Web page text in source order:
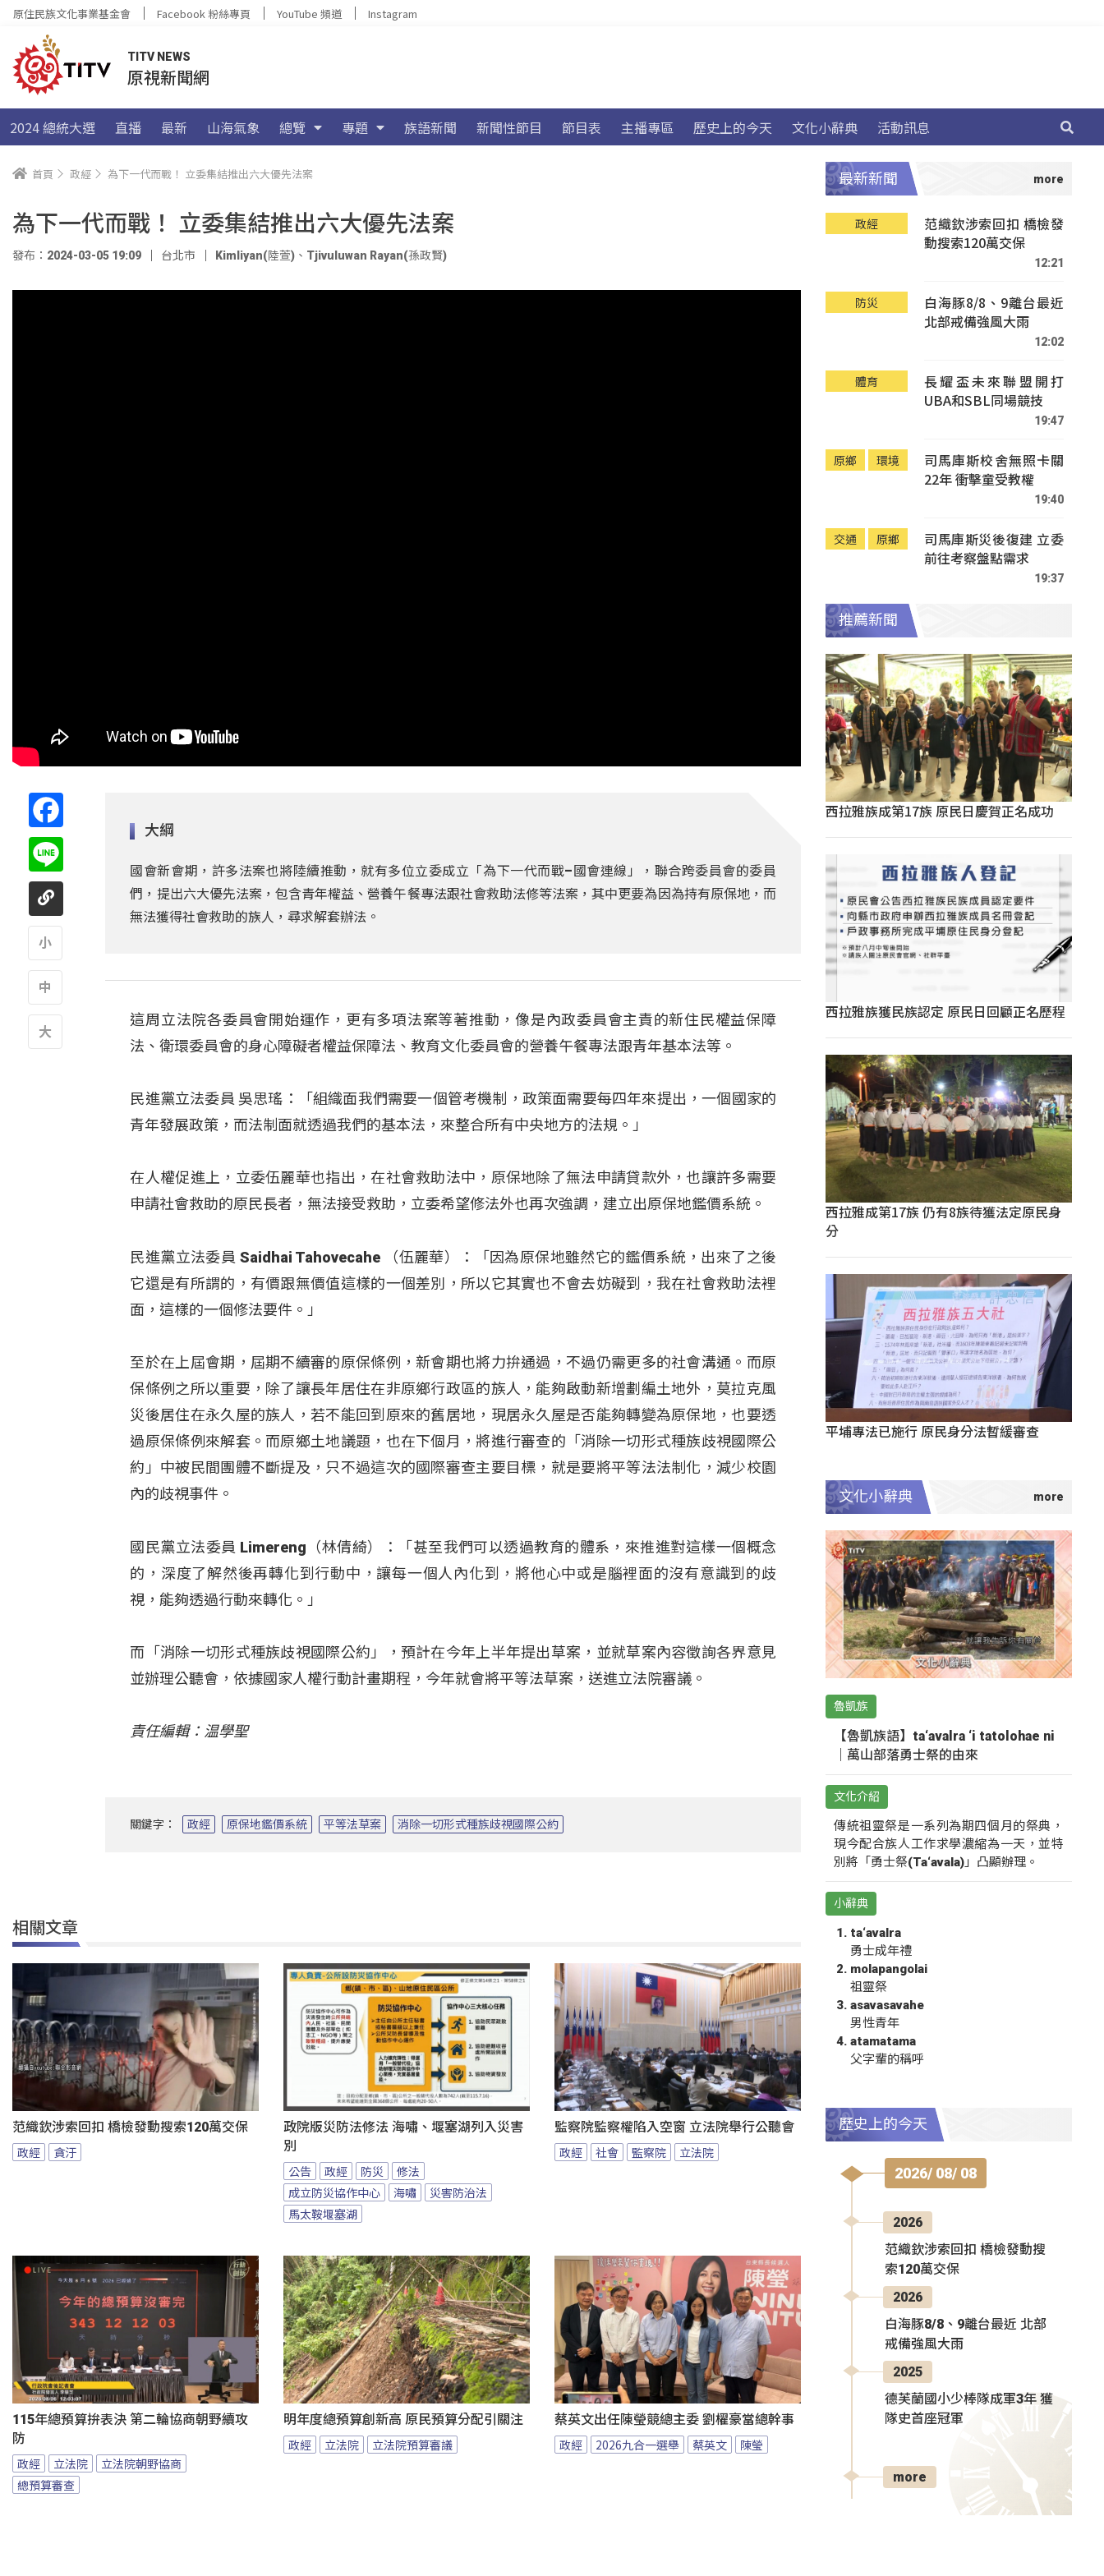
原住民族文化事業基金會 Facebook 粉絲專頁 YouTube 頻道 Instagram
TITV NEWS
原視新聞網
2024 總統大選 直播 最新 山海氣象 總覽 專題 族語新聞 新聞性節目 節目表 主播專區 歷史上的今天 文化小辭典 活動訊息
首頁 政經 為下一代而戰！ 立委集結推出六大優先法案
為下一代而戰！ 立委集結推出六大優先法案
發布：2024-03-05 19:09 台北市 Kimliyan(陸萱) 、 Tjivuluwan Rayan(孫政賢)
大綱
國會新會期，許多法案也將陸續推動，就有多位立委成立「為下一代而戰–國會連線」，聯合跨委員會的委員
們，提出六大優先法案，包含青年權益、營養午餐專法跟社會救助法修等法案，其中更要為因為持有原保地，而
無法獲得社會救助的族人，尋求解套辦法。
這周立法院各委員會開始運作，更有多項法案等著推動，像是內政委員會主責的新住民權益保障
法、衛環委員會的身心障礙者權益保障法、教育文化委員會的營養午餐專法跟青年基本法等。
民進黨立法委員 吳思瑤：「組織面我們需要一個管考機制，政策面需要每四年來提出，一個國家的
青年發展政策，而法制面就透過我們的基本法，來整合所有中央地方的法規。」
在人權促進上，立委伍麗華也指出，在社會救助法中，原保地除了無法申請貸款外，也讓許多需要
申請社會救助的原民長者，無法接受救助，立委希望修法外也再次強調，建立出原保地鑑價系統。
民進黨立法委員 Saidhai Tahovecahe （伍麗華）：「因為原保地雖然它的鑑價系統，出來了之後
它還是有所謂的，有價跟無價值這樣的一個差別，所以它其實也不會去妨礙到，我在社會救助法裡
面，這樣的一個修法要件。」
至於在上屆會期，屆期不續審的原保條例，新會期也將力拚通過，不過仍需更多的社會溝通。而原
保條例之所以重要，除了讓長年居住在非原鄉行政區的族人，能夠啟動新增劃編土地外，莫拉克風
災後居住在永久屋的族人，若不能回到原來的舊居地，現居永久屋是否能夠轉變為原保地，也要透
過原保條例來解套。而原鄉土地議題，也在下個月，將進行審查的「消除一切形式種族歧視國際公
約」中被民間團體不斷提及，只不過這次的國際審查主要目標，就是要將平等法法制化，減少校園
內的歧視事件。
國民黨立法委員 Limereng（林倩綺）：「甚至我們可以透過教育的體系，來推進對這樣一個概念
的，深度了解然後再轉化到行動中，讓每一個人內化到，將他心中或是腦裡面的沒有意識到的歧
視，能夠透過行動來轉化。」
而「消除一切形式種族歧視國際公約」，預計在今年上半年提出草案，並就草案內容徵詢各界意見
並辦理公聽會，依據國家人權行動計畫期程，今年就會將平等法草案，送進立法院審議。
責任編輯：温學聖
關鍵字： 政經 原保地鑑價系統 平等法草案 消除一切形式種族歧視國際公約
相關文章
范織欽涉索回扣 橋檢發動搜索120萬交保
政經 貪汙
政院版災防法修法 海嘯、堰塞湖列入災害
別
公告 政經 防災
修法
成立防災協作中心
海嘯
災害防治法
馬太鞍堰塞湖
監察院監察權陷入空窗 立法院舉行公聽會
政經 社會 監察院 立法院
115年總預算拚表決 第二輪協商朝野續攻
防
政經 立法院
立法院朝野協商
總預算審查
明年度總預算創新高 原民預算分配引關注
政經 立法院 立法院預算審議
蔡英文出任陳瑩競總主委 劉櫂豪當總幹事
政經 2026九合一選舉 蔡英文 陳瑩
最新新聞
政經
范織欽涉索回扣 橋檢發
動搜索120萬交保
12:21
防災
白海豚8/8、9離台最近
北部戒備強風大雨
12:02
體育
長耀盃未來聯盟開打
UBA和SBL同場競技
19:47
原鄉 環境
司馬庫斯校舍無照卡關
22年 衝擊童受教權
19:40
交通 原鄉
司馬庫斯災後復建 立委
前往考察盤點需求
19:37
推薦新聞
西拉雅族成第17族 原民日慶賀正名成功
西拉雅族獲民族認定 原民日回顧正名歷程
西拉雅成第17族 仍有8族待獲法定原民身
分
平埔專法已施行 原民身分法暫緩審查
文化小辭典
魯凱族
【魯凱族語】ta‘avalra ‘i tatolohae ni
｜萬山部落勇士祭的由來
文化介紹
傳統祖靈祭是一系列為期四個月的祭典，
現今配合族人工作求學濃縮為一天，並特
別將「勇士祭(Ta‘avala)」凸顯辦理。
小辭典
ta‘avalra
勇士成年禮
molapangolai
祖靈祭
asavasavahe
男性青年
atamatama
父字輩的稱呼
歷史上的今天
2026/ 08/ 08
2026
范織欽涉索回扣 橋檢發動搜
索120萬交保
2026
白海豚8/8、9離台最近 北部
戒備強風大雨
2025
德芙蘭國小少棒隊成軍3年 獲
隊史首座冠軍
more